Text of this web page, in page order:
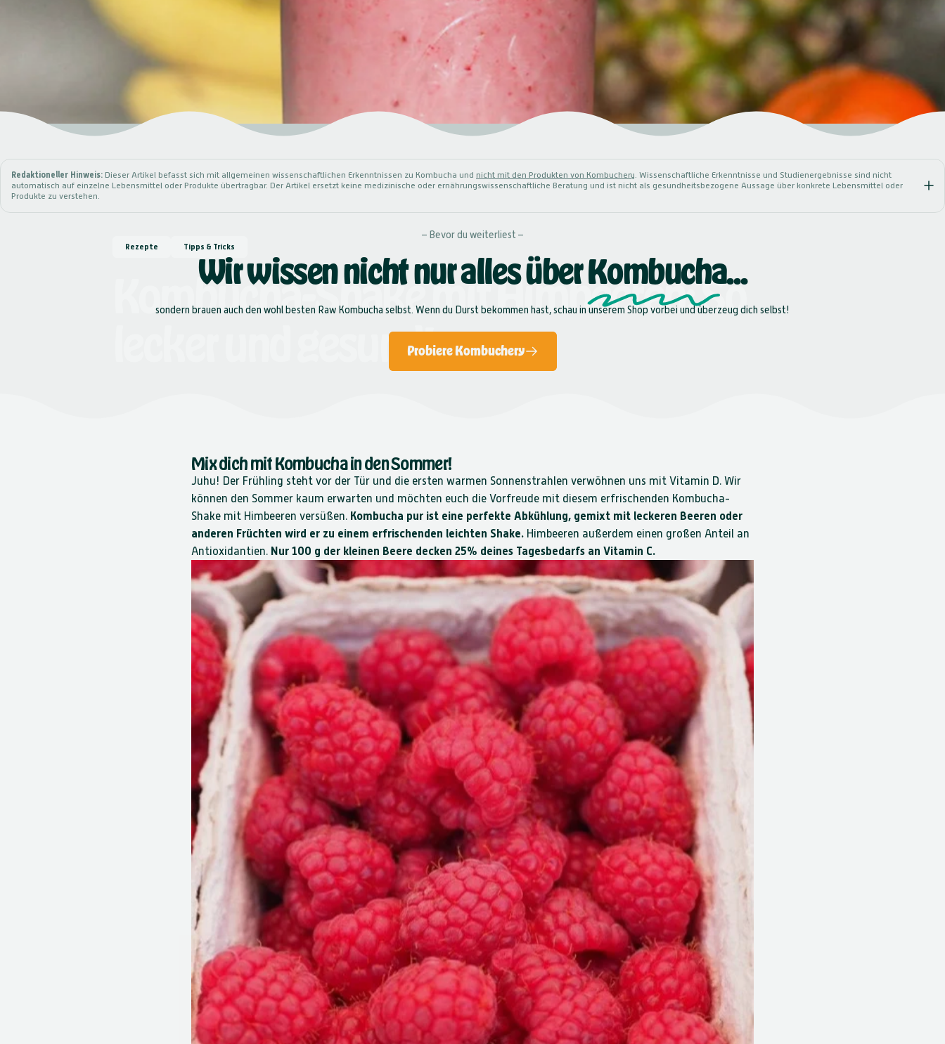
Rezepte Tipps & Tricks
Kombucha-ShakemitHimbeeren:So
gesund!
Redaktioneller Hinweis: Dieser Artikel befasst sich mit allgemeinen wissenschaftlichen Erkenntnissen zu Kombucha und nicht mit den Produkten von Kombuchery . Wissenschaftliche Erkenntnisse und Studienergebnisse sind nicht
automatisch auf einzelne Lebensmittel oder Produkte übertragbar. Der Artikel ersetzt keine medizinische oder ernährungswissenschaftliche Beratung und ist nicht als gesundheitsbezogene Aussage über konkrete Lebensmittel oder
Produkte zu verstehen.
– Bevor du weiterliest –
Wir wissen nicht nur alles überKombucha...
sondern brauen auch den wohl besten Raw Kombucha selbst. Wenn du Durst bekommen hast, schau in unserem Shop vorbei und überzeug dich selbst!
Probiere Kombuchery
Mix dich mit Kombucha in den Sommer!
Juhu! Der Frühling steht vor der Tür und die ersten warmen Sonnenstrahlen verwöhnen uns mit Vitamin D. Wir
können den Sommer kaum erwarten und möchten euch die Vorfreude mit diesem erfrischenden Kombucha-
Shake mit Himbeeren versüßen. Kombucha pur ist eine perfekte Abkühlung, gemixt mit leckeren Beeren oder
anderen Früchten wird er zu einem erfrischenden leichten Shake. Himbeeren außerdem einen großen Anteil an
Antioxidantien. Nur 100 g der kleinen Beere decken 25% deines Tagesbedarfs an Vitamin C.